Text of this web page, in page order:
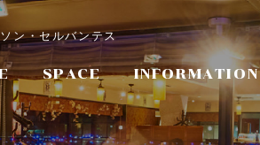
ン・セルバンテス
SPACE INFORMATION